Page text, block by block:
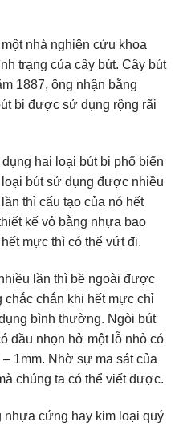
nhà nghiên cứu khoa
trạng của cây bút. Cây bút
1887, ông nhận bằng
bi được sử dụng rộng rãi
hai loại bút bi phổ biến
bút sử dụng được nhiều
thì cấu tạo của nó hết
kế vỏ bằng nhựa bao
mực thì có thể vứt đi.
lần thì bề ngoài được
chắc chắn khi hết mực chỉ
bình thường. Ngòi bút
đầu nhọn hở một lỗ nhỏ có
1mm. Nhờ sự ma sát của
chúng ta có thể viết được.
nhựa cứng hay kim loại quý